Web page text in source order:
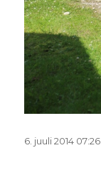
Postitatud
6. juuli 2014 07:26